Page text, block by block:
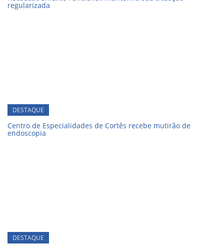
regularizada
DESTAQUE
Centro de Especialidades de Cortês recebe mutirão de
endoscopia
DESTAQUE